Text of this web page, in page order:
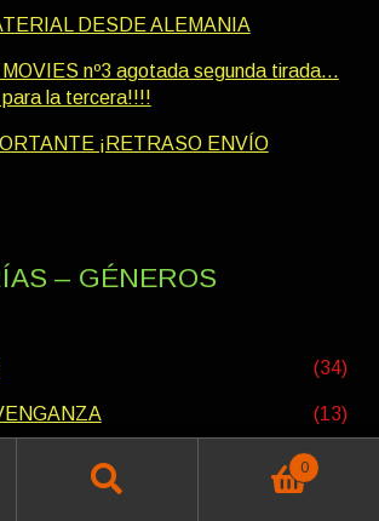
DESDE ALEMANIA
nº3 agotada segunda tirada…
la tercera!!!!
¡RETRASO ENVÍO
– GÉNEROS
(34)
(13)
(25)
0